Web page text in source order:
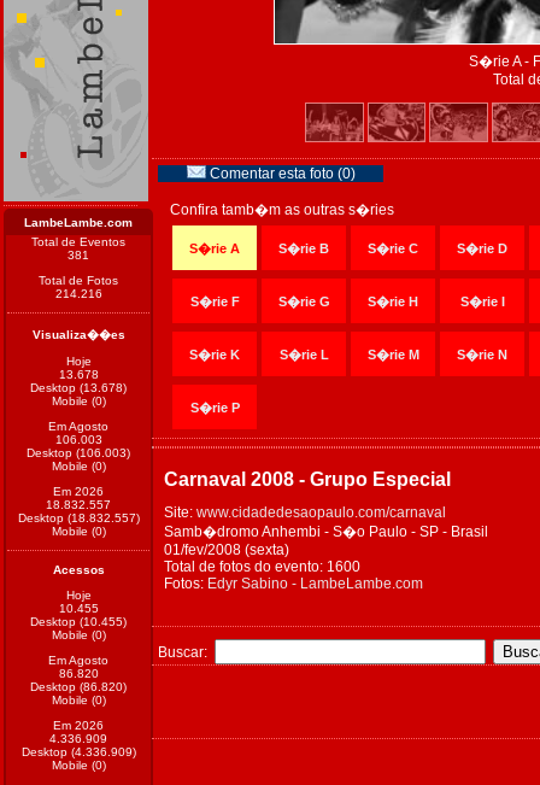
LambeLambe.com
Total de Eventos
381
Total de Fotos
214.216
Visualiza��es
Hoje
13.678
Desktop (13.678)
Mobile (0)
Em Agosto
106.003
Desktop (106.003)
Mobile (0)
Em 2026
18.832.557
Desktop (18.832.557)
Mobile (0)
Acessos
Hoje
10.455
Desktop (10.455)
Mobile (0)
Em Agosto
86.820
Desktop (86.820)
Mobile (0)
Em 2026
4.336.909
Desktop (4.336.909)
Mobile (0)
S�rie A -
Total
Comentar esta foto (0)
Confira tamb�m as outras s�ries
S�rie A S�rie B S�rie C S�rie D
S�rie F S�rie G S�rie H S�rie I
S�rie K S�rie L S�rie M S�rie N
S�rie P
Carnaval 2008 - Grupo Especial
Site: www.cidadedesaopaulo.com/carnaval
Samb�dromo Anhembi - S�o Paulo - SP - Brasil
01/fev/2008 (sexta)
Total de fotos do evento: 1600
Fotos: Edyr Sabino - LambeLambe.com
Buscar: